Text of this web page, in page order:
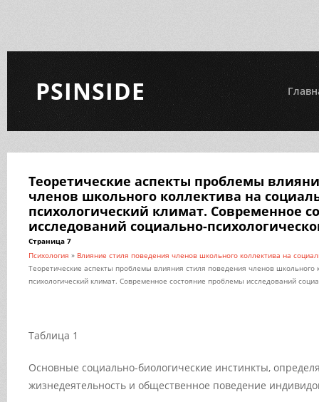
PSINSIDE
Теоретические аспекты проблемы
членов школьного коллектива на
психологический климат. Современное
исследований социально-
Страница 7
Психология » Влияние стиля поведения членов школьного коллектива на
Теоретические аспекты проблемы влияния стиля поведения членов школьного
психологический климат. Современное состояние проблемы исследований
Таблица 1
Основные социально-биологические инстинкты,
жизнедеятельность и общественное поведение